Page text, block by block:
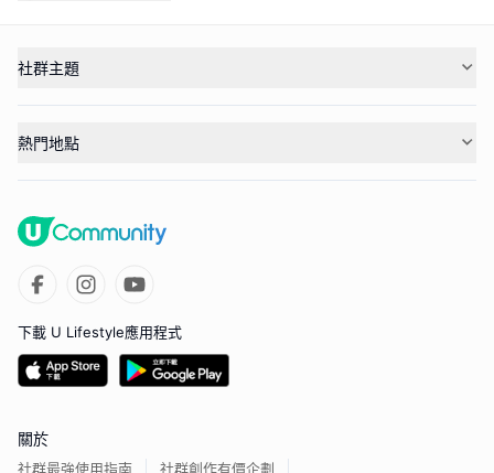
社群主題
熱門地點
下載 U Lifestyle應用程式
關於
社群最強使用指南 社群創作有價企劃